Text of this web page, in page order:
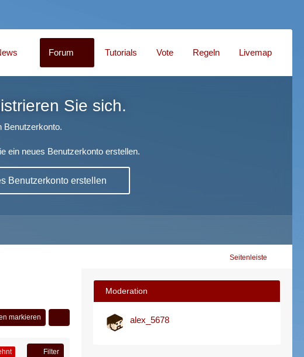
Forum Tutorials Vote Regeln Livemap
Sie sich.
Benutzerkonto.
ein neues Benutzerkonto erstellen.
Benutzerkonto erstellen
Seitenleiste
markieren
Filter
Moderation
alex_5678